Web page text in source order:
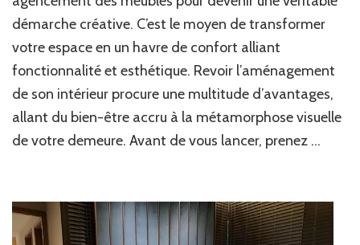
démarche créative. C’est le moyen de transformer
votre espace en un havre de confort alliant
fonctionnalité et esthétique. Revoir l’aménagement
de son intérieur procure une multitude d’avantages,
allant du bien-être accru à la métamorphose visuelle
de votre demeure. Avant de vous lancer, prenez …